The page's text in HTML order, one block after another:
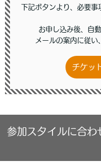
下記ボタンより、必要
お申し込み後、自
メールの案内に従い
チケッ
参加スタイルに合わ